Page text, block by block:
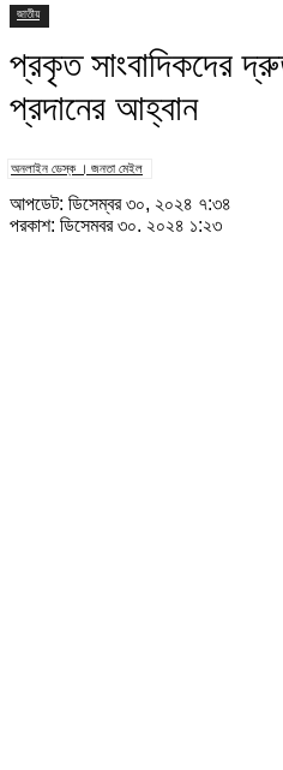
জাতীয়
প্রকৃত সাংবাদিকদের
প্রদানের আহ্বান
অনলাইন ডেস্ক । জনতা মেইল
আপডেট: ডিসেম্বর ৩০, ২০২৪ ৭:৩৪
প্রকাশ: ডিসেম্বর ৩০, ২০২৪ ১:২৩